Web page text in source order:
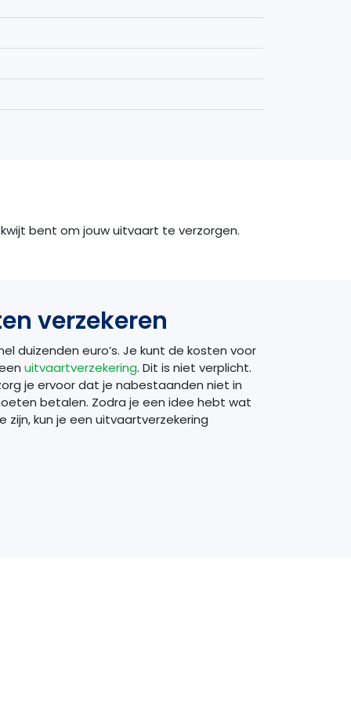
bent om jouw uitvaart te verzorgen.
verzekeren
duizenden euro’s. Je kunt de kosten voor
uitvaartverzekering. Dit is niet verplicht.
je ervoor dat je nabestaanden niet in
betalen. Zodra je een idee hebt wat
kun je een uitvaartverzekering